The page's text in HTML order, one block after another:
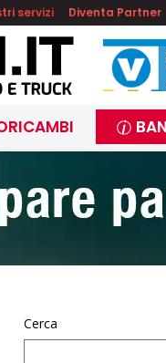
servizi Diventa Partner
Cerca